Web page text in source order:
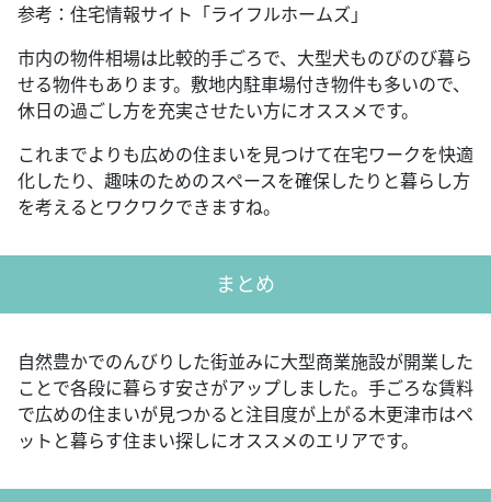
参考：住宅情報サイト「ライフルホームズ」
市内の物件相場は比較的手ごろで、大型犬ものびのび暮ら
せる物件もあります。敷地内駐車場付き物件も多いので、
休日の過ごし方を充実させたい方にオススメです。
これまでよりも広めの住まいを見つけて在宅ワークを快適
化したり、趣味のためのスペースを確保したりと暮らし方
を考えるとワクワクできますね。
まとめ
自然豊かでのんびりした街並みに大型商業施設が開業した
ことで各段に暮らす安さがアップしました。手ごろな賃料
で広めの住まいが見つかると注目度が上がる木更津市はペ
ットと暮らす住まい探しにオススメのエリアです。